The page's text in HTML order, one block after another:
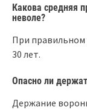
Какова средняя
неволе?
При правильном
30 лет.
Опасно ли
Держание